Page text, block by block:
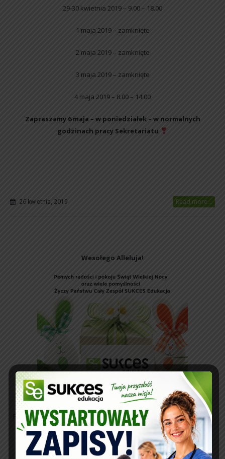
29-30 kwietnia 2019 – 9.00 – 18.00
1 maja 2019 – zamknięte
2 maja 2019 – zamknięte
3 maja 2019 – zamknięte
4 maja 2019 – 8.00 – 14.00
Zapraszamy 6 maja – w poniedziałek – w normalnych
godzinach pracy Sekretariatu
26 kwietnia, 2019 Read more...
Wesołego Alleluja!
Radosnych Świąt Wielkanocnych wypełnionych nadzieją budzącej
się do życia wiosny i wiarą w sens życia.
Życzymy Wam także, aby te Święta Wielkanocne
przepełnione były pokojem, miłością i odpoczynkiem w gronie